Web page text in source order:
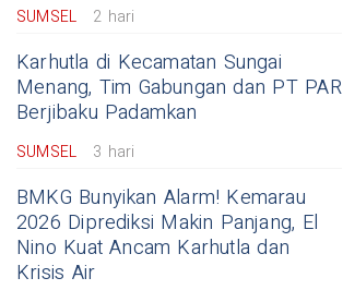
SUMSEL 2 hari
Karhutla di Kecamatan Sungai
Menang, Tim Gabungan dan PT PAR
Berjibaku Padamkan
SUMSEL 3 hari
BMKG Bunyikan Alarm! Kemarau
2026 Diprediksi Makin Panjang, El
Nino Kuat Ancam Karhutla dan
Krisis Air